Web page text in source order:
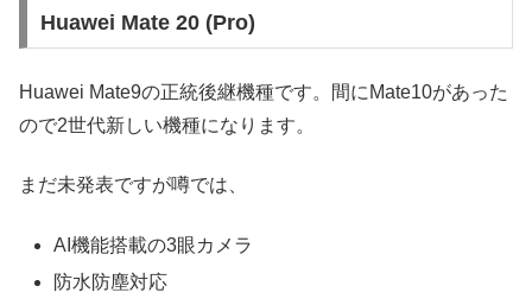
Huawei Mate 20 (Pro)
Huawei Mate9の正統後継機種です。間にMate10があった
ので2世代新しい機種になります。
まだ未発表ですが噂では、
AI機能搭載の3眼カメラ
防水防塵対応